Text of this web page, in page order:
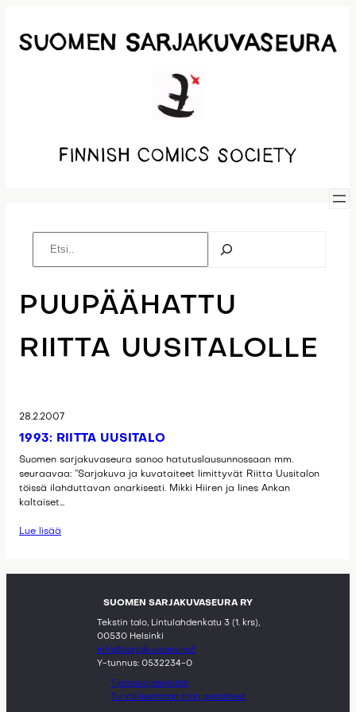
sisältöön
PUUPÄÄHATTU
RIITTA UUSITALOLLE
28.2.2007
1993: RIITTA UUSITALO
Suomen sarjakuvaseura sanoo hatutuslausunnossaan mm.
seuraavaa: ”Sarjakuva ja kuvataiteet limittyvät Riitta Uusitalon
töissä ilahduttavan anarkisesti. Mikki Hiiren ja Iines Ankan
kaltaiset…
Lue lisää
SUOMEN SARJAKUVASEURA RY
Tekstin talo, Lintulahdenkatu 3 (1. krs),
00530 Helsinki
info@sarjakuvaseura.fi
Y-tunnus: 0532234-0
Tietosuojaseloste
Turvallisemman tilan periatteet